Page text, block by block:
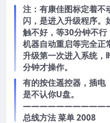
注：有康佳图标定着不
闪，是进入升级程序。
触不好，等30分钟不行
机器自动重启等完全正
升级第一次进入系统，
分钟才操作。
有的按住遥控器，插电
是不认你U盘。
总线方法 菜单 2008